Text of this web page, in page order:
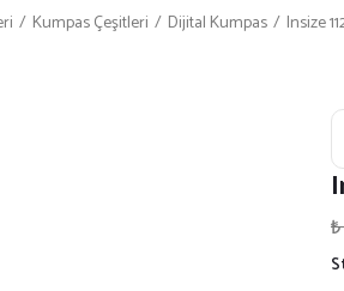
Kumpas Çeşitleri Dijital Kumpas Insize